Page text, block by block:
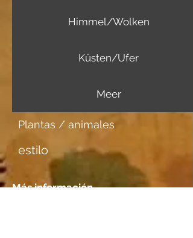
Himmel/Wolken
Küsten/Ufer
Meer
Plantas / animales
estilo
Más información